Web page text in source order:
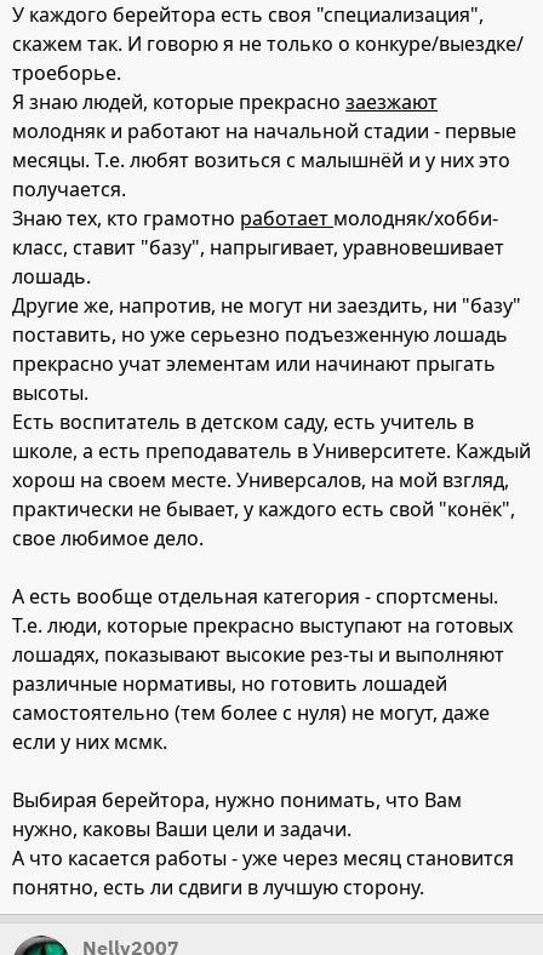
У каждого берейтора есть своя "специализация",
скажем так. И говорю я не только о конкуре/выездке/
троеборье.
Я знаю людей, которые прекрасно заезжают
молодняк и работают на начальной стадии - первые
месяцы. Т.е. любят возиться с малышнёй и у них это
получается.
Знаю тех, кто грамотно работает молодняк/хобби-
класс, ставит "базу", напрыгивает, уравновешивает
лошадь.
Другие же, напротив, не могут ни заездить, ни "базу"
поставить, но уже серьезно подъезженную лошадь
прекрасно учат элементам или начинают прыгать
высоты.
Есть воспитатель в детском саду, есть учитель в
школе, а есть преподаватель в Университете. Каждый
хорош на своем месте. Универсалов, на мой взгляд,
практически не бывает, у каждого есть свой "конёк",
свое любимое дело.
А есть вообще отдельная категория - спортсмены.
Т.е. люди, которые прекрасно выступают на готовых
лошадях, показывают высокие рез-ты и выполняют
различные нормативы, но готовить лошадей
самостоятельно (тем более с нуля) не могут, даже
если у них мсмк.
Выбирая берейтора, нужно понимать, что Вам
нужно, каковы Ваши цели и задачи.
А что касается работы - уже через месяц становится
понятно, есть ли сдвиги в лучшую сторону.
Nelly2007